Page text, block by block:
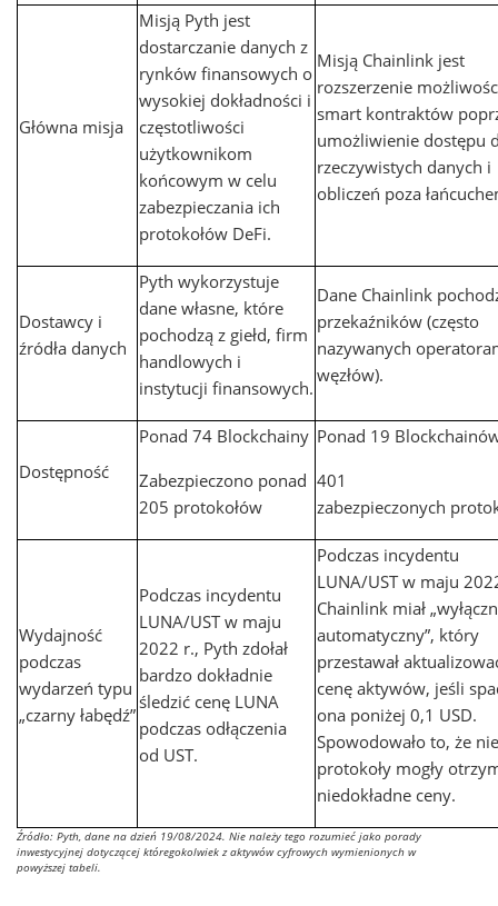
Główna misja
Misją Pyth jest
dostarczanie danych z
rynków finansowych o
wysokiej dokładności i
częstotliwości
użytkownikom
końcowym w celu
zabezpieczania ich
protokołów DeFi.
Misją Chainlink jest
rozszerzenie
smart kontraktów
umożliwienie dostępu
rzeczywistych danych i
obliczeń poza
Dostawcy i
źródła danych
Pyth wykorzystuje
dane własne, które
pochodzą z giełd, firm
handlowych i
instytucji finansowych.
Dane Chainlink
przekaźników (często
nazywanych
węzłów).
Dostępność
Ponad 74 Blockchainy
Zabezpieczono ponad
205 protokołów
Ponad 19
401
zabezpieczonych
Wydajność
podczas
wydarzeń typu
„czarny łabędź”
Podczas incydentu
LUNA/UST w maju
2022 r., Pyth zdołał
bardzo dokładnie
śledzić cenę LUNA
podczas odłączenia
od UST.
Podczas incydentu
LUNA/UST w maju
Chainlink miał
automatyczny”, który
przestawał
cenę aktywów, jeśli
ona poniżej 0,1 USD.
Spowodowało to, że
protokoły mogły
niedokładne ceny.
Źródło: Pyth, dane na dzień 19/08/2024. Nie należy tego rozumieć jako porady
inwestycyjnej dotyczącej któregokolwiek z aktywów cyfrowych wymienionych w
powyższej tabeli.